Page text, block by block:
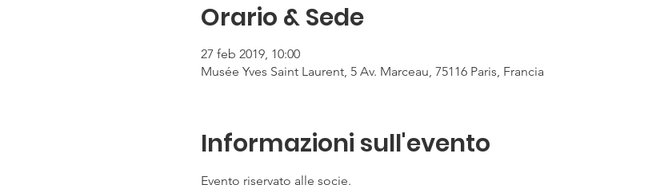
Orario & Sede
27 feb 2019, 10:00
Musée Yves Saint Laurent, 5 Av. Marceau, 75116 Paris, Francia
Informazioni sull'evento
Evento riservato alle socie.